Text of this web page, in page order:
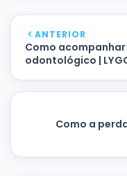
ANTERIOR
Como
odontológico |
Como a